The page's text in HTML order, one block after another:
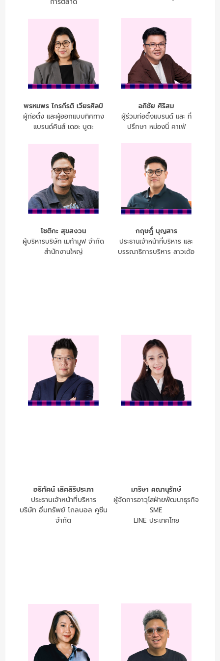
พรหมพร ไกรกีรติ เวียรศิลป์
ผู้ก่อตั้ง และผู้ออกแบบทิศทาง
แบรนด์คินส์ เดอะ บูตะ
อภิชัย ศิริสม
ผู้ร่วมก่อตั้งแบรนด์ และ ที่
ปรึกษา หม่องนี่ คาเฟ่
โชติกะ สุขสงวน
ผู้บริหารบริษัท เมก้ามูฟ จำกัด
สำนักงานใหญ่
กฤษฎิ์ บุญสาร
ประธานเจ้าหน้าที่บริหาร และ
บรรณาธิการบริหาร ลาวเด้อ
อธิทัศน์ เลิศสิริประภา
ประธานเจ้าหน้าที่บริหาร
บริษัท อิ่มทรัพย์ โกลบอล คูซีน
จำกัด
มาริษา คณานุรักษ์
ผู้จัดการอาวุโสฝ่ายพัฒนาธุรกิจ
SME
LINE ประเทศไทย